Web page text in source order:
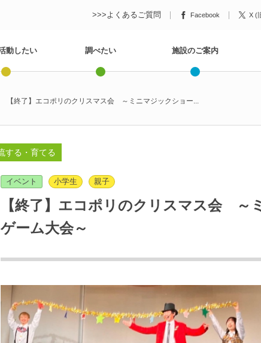
>>>よくあるご質問 Facebook X (
動したい 調べたい 施設のご案内
【終了】エコポリのクリスマス会 ～ミニマジックショー...
する・育てる
イベント 小学生 親子
【終了】エコポリのクリスマス会 ～
ゲーム大会～